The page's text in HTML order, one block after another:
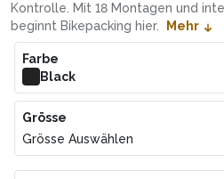
Kontrolle. Mit 18 Montagen und
beginnt Bikepacking hier.
Mehr
Farbe
Black
Grösse
Grösse Auswählen